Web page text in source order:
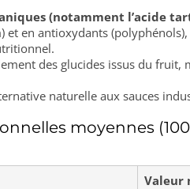
(notamment l’acide
et en antioxydants
des glucides issus du fruit,
naturelle aux sauces
moyennes
Valeur